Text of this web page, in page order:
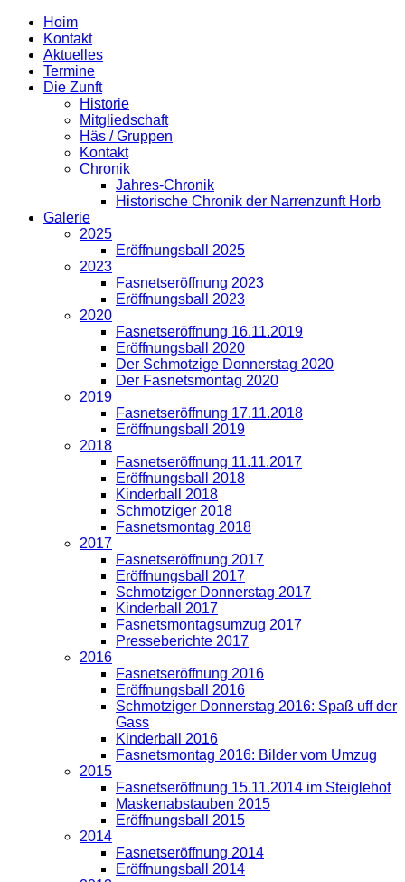
Hoim
Kontakt
Aktuelles
Termine
Die Zunft
Historie
Mitgliedschaft
Häs / Gruppen
Kontakt
Chronik
Jahres-Chronik
Historische Chronik der Narrenzunft Horb
Galerie
2025
Eröffnungsball 2025
2023
Fasnetseröffnung 2023
Eröffnungsball 2023
2020
Fasnetseröffnung 16.11.2019
Eröffnungsball 2020
Der Schmotzige Donnerstag 2020
Der Fasnetsmontag 2020
2019
Fasnetseröffnung 17.11.2018
Eröffnungsball 2019
2018
Fasnetseröffnung 11.11.2017
Eröffnungsball 2018
Kinderball 2018
Schmotziger 2018
Fasnetsmontag 2018
2017
Fasnetseröffnung 2017
Eröffnungsball 2017
Schmotziger Donnerstag 2017
Kinderball 2017
Fasnetsmontagsumzug 2017
Presseberichte 2017
2016
Fasnetseröffnung 2016
Eröffnungsball 2016
Schmotziger Donnerstag 2016: Spaß uff der
Gass
Kinderball 2016
Fasnetsmontag 2016: Bilder vom Umzug
2015
Fasnetseröffnung 15.11.2014 im Steiglehof
Maskenabstauben 2015
Eröffnungsball 2015
2014
Fasnetseröffnung 2014
Eröffnungsball 2014